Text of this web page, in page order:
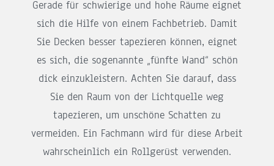
Gerade für schwierige und hohe Räume eignet
sich die Hilfe von einem Fachbetrieb. Damit
Sie Decken besser tapezieren können, eignet
es sich, die sogenannte „fünfte Wand“ schön
dick einzukleistern. Achten Sie darauf, dass
Sie den Raum von der Lichtquelle weg
tapezieren, um unschöne Schatten zu
vermeiden. Ein Fachmann wird für diese Arbeit
wahrscheinlich ein Rollgerüst verwenden.